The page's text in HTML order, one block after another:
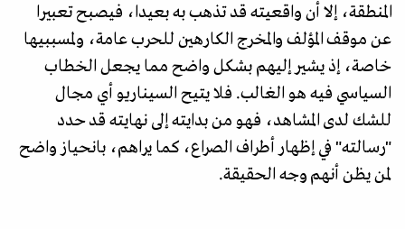
المنطقة، إلا أن واقعيته قد تذهب به بعيدا، فيصبح تعبيرا
عن موقف المؤلف والمخرج الكارهين للحرب عامة، ولمسببيها
خاصة، إذ يشير إليهم بشكل واضح مما يجعل الخطاب
السياسي فيه هو الغالب. فلا يتيح السيناريو أي مجال
للشك لدى المشاهد، فهو من بدايته إلى نهايته قد حدد
"رسالته" في إظهار أطراف الصراع، كما يراهم، بانحياز واضح
لمن يظن أنهم وجه الحقيقة.